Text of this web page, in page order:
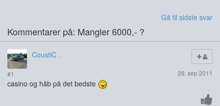
Gå til sidste svar
Kommentarer på: Mangler 6000,- ?
CoustiC .
#1 28. sep 2011
casino og håb på det bedste